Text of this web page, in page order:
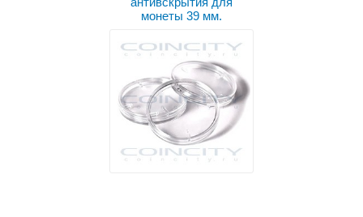
монеты 39 мм.